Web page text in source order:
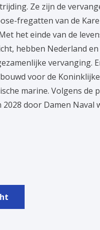
Ze zijn de
fregatten van de
het einde van de
hebben Nederland
vervanging.
voor de
marine. Volgens de
door Damen Naval